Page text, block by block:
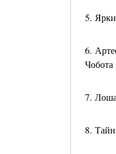
5.
6.
Чобота
7.
8.